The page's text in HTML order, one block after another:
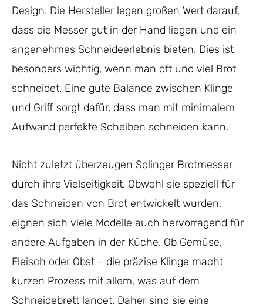
Design. Die Hersteller legen großen Wert darauf,
dass die Messer gut in der Hand liegen und ein
angenehmes Schneideerlebnis bieten. Dies ist
besonders wichtig, wenn man oft und viel Brot
schneidet. Eine gute Balance zwischen Klinge
und Griff sorgt dafür, dass man mit minimalem
Aufwand perfekte Scheiben schneiden kann.
Nicht zuletzt überzeugen Solinger Brotmesser
durch ihre Vielseitigkeit. Obwohl sie speziell für
das Schneiden von Brot entwickelt wurden,
eignen sich viele Modelle auch hervorragend für
andere Aufgaben in der Küche. Ob Gemüse,
Fleisch oder Obst – die präzise Klinge macht
kurzen Prozess mit allem, was auf dem
Schneidebrett landet. Daher sind sie eine